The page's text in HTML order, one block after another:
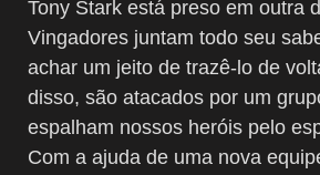
Tony Stark está preso em outra
Vingadores juntam todo seu
achar um jeito de trazê-lo de
disso, são atacados por um
espalham nossos heróis pelo
Com a ajuda de uma nova